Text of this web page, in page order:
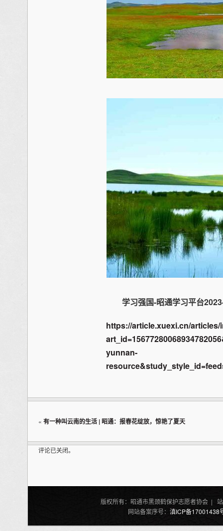
学习强国-昭通学习平台
https://article.xuexi.cn/
yunnan-
« 有一种叫云南的生活 | 昭通：报春花绽放，惊艳了夏天
评论已关闭。
版权所有：昭通市黑颈鹤保护志愿者协会 |
网站备案序号： 滇ICP备17001438